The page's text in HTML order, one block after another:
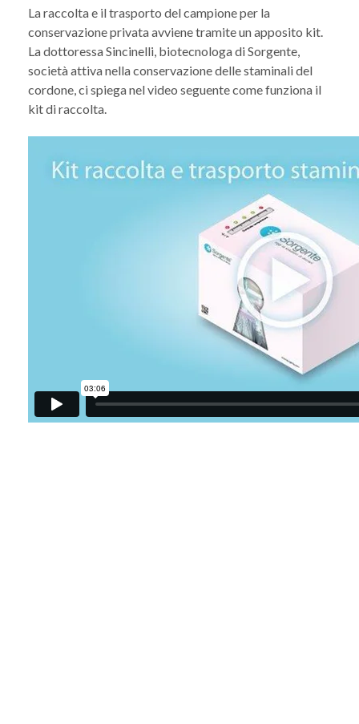
La raccolta e il trasporto del campione per la
conservazione privata avviene tramite un apposito kit.
La dottoressa Sincinelli, biotecnologa di Sorgente,
società attiva nella conservazione delle staminali del
cordone, ci spiega nel video seguente come funziona il
kit di raccolta.